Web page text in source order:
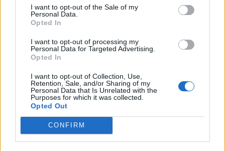
I want to opt-out of the Sale of my
Personal Data.
Opted In
I want to opt-out of processing my
Personal Data for Targeted Advertising.
Opted In
I want to opt-out of Collection, Use,
Retention, Sale, and/or Sharing of my
Personal Data that Is Unrelated with the
Purposes for which it was collected.
Opted Out
CONFIRM
Central y Yo, Claudio.
FRANCISCO (Málaga) 2 ABR
GLORIA (Valencia)
Los Serrano.